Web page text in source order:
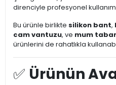
direnciyle profesyonel
Bu ürünle birlikte silikon bant,
cam vantuzu, ve mum
ürünlerini de rahatlıkla
✅ Ürünün